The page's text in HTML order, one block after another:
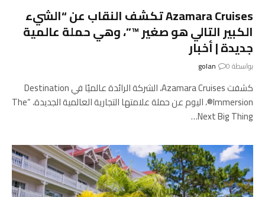
Azamara Cruises تكشف النقاب عن “الشيء
الكبير التالي هو صغير ™”، وهي حملة عالمية
جديدة | أخبار
بواسطة golan 0
كشفت Azamara Cruises، الشركة الرائدة عالميًا في Destination
Immersion®، اليوم عن حملة علامتها التجارية العالمية الجديدة، “The
Next Big Thing…